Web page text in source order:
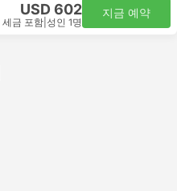
USD 602
세금 포함 성인 1명
지금 예약